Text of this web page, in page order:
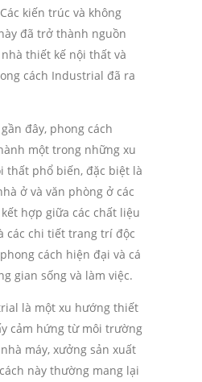
kiến trúc và không
đã trở thành nguồn
thiết kế nội thất và
cách Industrial đã ra
đây, phong cách
một trong những xu
thất phổ biến, đặc biệt là
ở và văn phòng ở các
hợp giữa các chất liệu
các chi tiết trang trí độc
cách hiện đại và cá
gian sống và làm việc.
là một xu hướng thiết
cảm hứng từ môi trường
máy, xưởng sản xuất
này thường mang lại